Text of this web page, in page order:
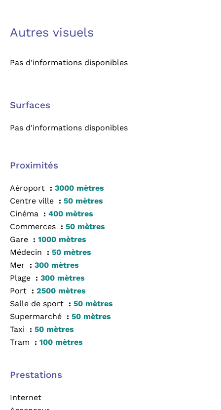
Autres visuels
Pas d'informations disponibles
Surfaces
Pas d'informations disponibles
Proximités
Aéroport
3000 mètres
Centre ville
50 mètres
Cinéma
400 mètres
Commerces
50 mètres
Gare
1000 mètres
Médecin
50 mètres
Mer
300 mètres
Plage
300 mètres
Port
2500 mètres
Salle de sport
50 mètres
Supermarché
50 mètres
Taxi
50 mètres
Tram
100 mètres
Prestations
Internet